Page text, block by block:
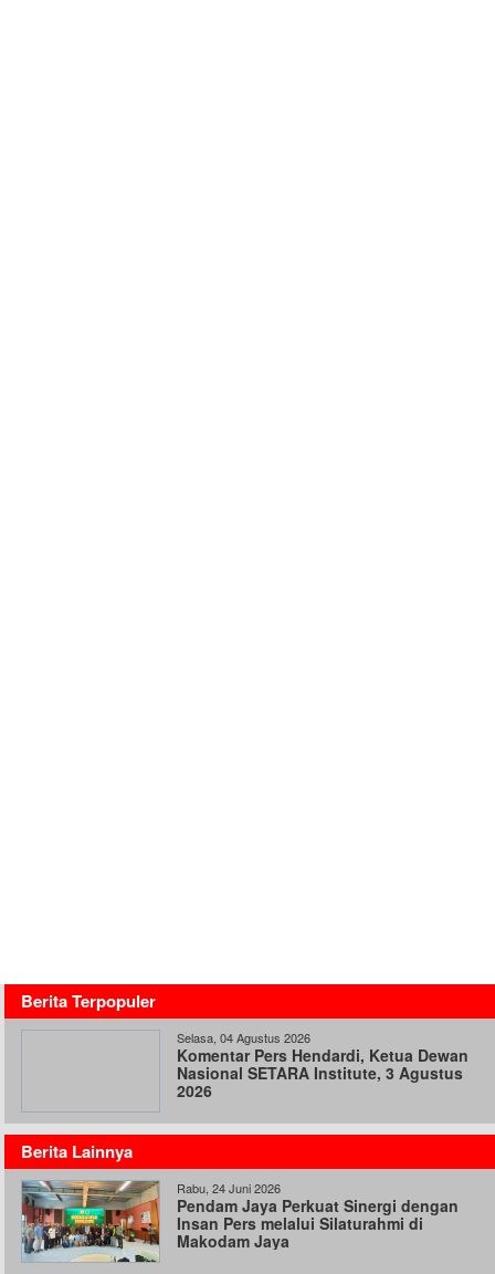
Berita Terpopuler
Selasa, 04 Agustus 2026
Komentar Pers Hendardi, Ketua Dewan
Nasional SETARA Institute, 3 Agustus
2026
Berita Lainnya
Rabu, 24 Juni 2026
Pendam Jaya Perkuat Sinergi dengan
Insan Pers melalui Silaturahmi di
Makodam Jaya